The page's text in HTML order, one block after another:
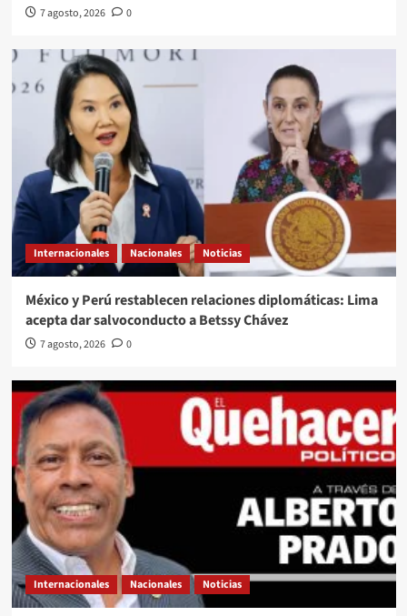
7 agosto, 2026 0
Internacionales Nacionales Noticias
México y Perú restablecen relaciones diplomáticas: Lima
acepta dar salvoconducto a Betssy Chávez
7 agosto, 2026 0
Internacionales Nacionales Noticias